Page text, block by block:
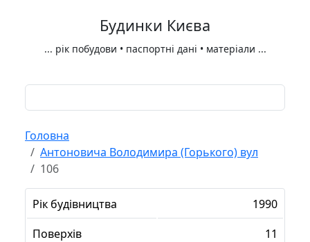
Будинки Києва
... рік побудови • паспортні дані • матеріали ...
Головна
Антоновича Володимира (Горького) вул
106
Рік будівництва
1990
Поверхів
11